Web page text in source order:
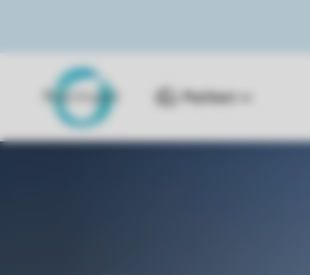
Parken